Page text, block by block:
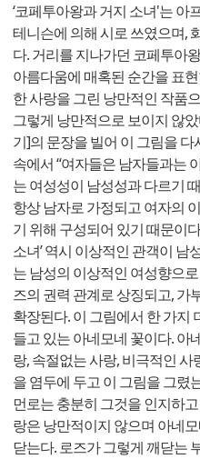
‘코페투아왕과 거지 소녀'는 아
테니슨에 의해 시로 쓰였으며,
다. 거리를 지나가던 코페투아
아름다움에 매혹된 순간을 표
한 사랑을 그린 낭만적인 작품
그렇게 낭만적으로 보이지 않
기]의 문장을 빌어 이 그림을
속에서 “여자들은 남자들과는
는 여성성이 남성성과 다르기
항상 남자로 가정되고 여자의
기 위해 구성되어 있기 때문이
소녀’ 역시 이상적인 관객이 남
는 남성의 이상적인 여성향으
즈의 권력 관계로 상징되고, 가
확장된다. 이 그림에서 한 가지
들고 있는 아네모네 꽃이다. 아
랑, 속절없는 사랑, 비극적인 사
을 염두에 두고 이 그림을 그렸
먼로는 충분히 그것을 인지하
랑은 낭만적이지 않으며 아네
닫는다. 로즈가 그렇게 깨닫는